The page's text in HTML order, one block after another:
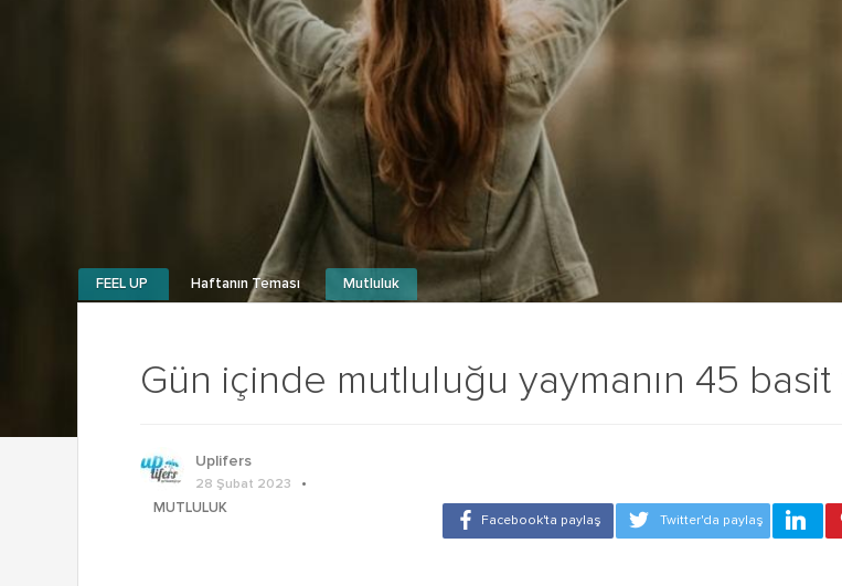
Gün içinde mutluluğu yaymanın 45 basit
FEEL UP Haftanın Teması Mutluluk
Uplifers
28 Şubat 2023
MUTLULUK